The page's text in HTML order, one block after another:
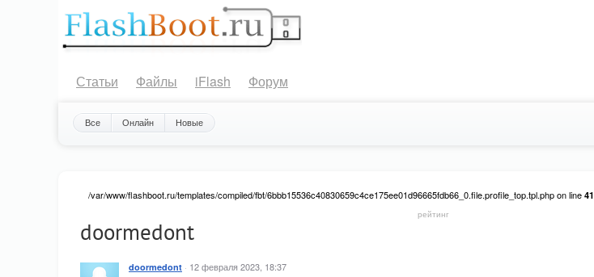
Статьи Файлы iFlash Форум
Все Онлайн Новые
/var/www/flashboot.ru/templates/compiled/fbt/6bbb15536c40830659c4ce175ee01d96665fdb66_0.file.profile_top.tpl.php on line 41
Warning : Attempt to read property "value" on null in
/var/www/flashboot.ru/templates/compiled/fbt/6bbb15536c40830659c4ce175ee01d96665fdb66_0.file.profile_top.tpl.php
рейтинг
doormedont
doormedont · 12 февраля 2023, 18:37